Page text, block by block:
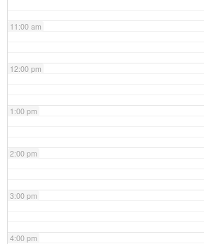
11:00 am
12:00 pm
1:00 pm
2:00 pm
3:00 pm
4:00 pm